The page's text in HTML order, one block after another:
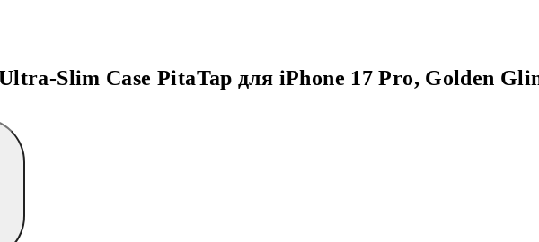
Slim Case PitaTap для iPhone 17 Pro, Golden